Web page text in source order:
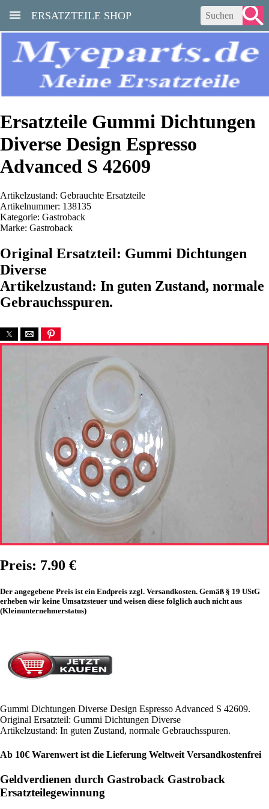
ERSATZTEILE SHOP
Ersatzteile Gummi Dichtungen
Diverse Design Espresso
Advanced S 42609
Artikelzustand: Gebrauchte Ersatzteile
Artikelnummer: 138135
Kategorie: Gastroback
Marke: Gastroback
Original Ersatzteil: Gummi Dichtungen
Diverse
Artikelzustand: In guten Zustand, normale
Gebrauchsspuren.
Preis: 7.90 €
Der angegebene Preis ist ein Endpreis zzgl. Versandkosten. Gemäß § 19 UStG
erheben wir keine Umsatzsteuer und weisen diese folglich auch nicht aus
(Kleinunternehmerstatus)
Gummi Dichtungen Diverse Design Espresso Advanced S 42609.
Original Ersatzteil: Gummi Dichtungen Diverse
Artikelzustand: In guten Zustand, normale Gebrauchsspuren.
Ab 10€ Warenwert ist die Lieferung Weltweit Versandkostenfrei
Geldverdienen durch Gastroback Gastroback
Ersatzteilegewinnung